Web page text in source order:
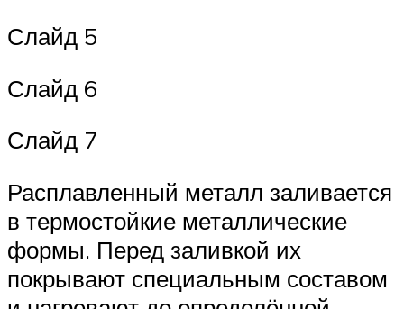
Слайд 5
Слайд 6
Слайд 7
Расплавленный металл заливается
в термостойкие металлические
формы. Перед заливкой их
покрывают специальным составом